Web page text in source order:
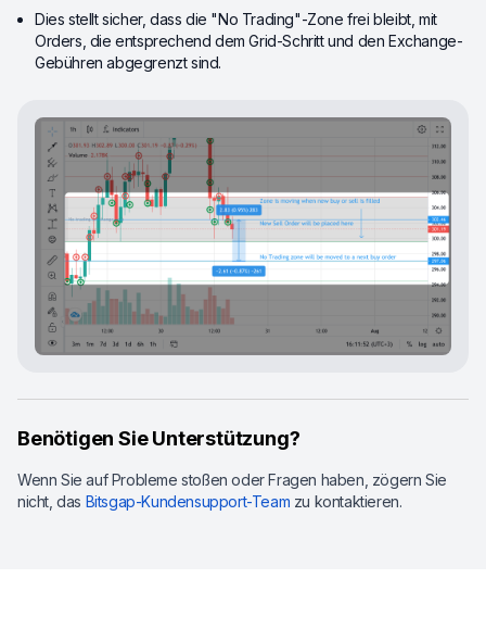
Dies stellt sicher, dass die "No Trading"-Zone frei bleibt, mit
Orders, die entsprechend dem Grid-Schritt und den Exchange-
Gebühren abgegrenzt sind.
Benötigen Sie Unterstützung?
Wenn Sie auf Probleme stoßen oder Fragen haben, zögern Sie
nicht, das Bitsgap-Kundensupport-Team zu kontaktieren.